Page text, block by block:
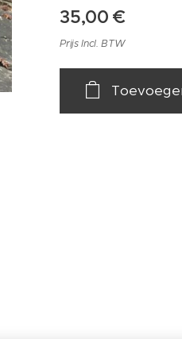
35,00 €
Prijs Incl. BTW